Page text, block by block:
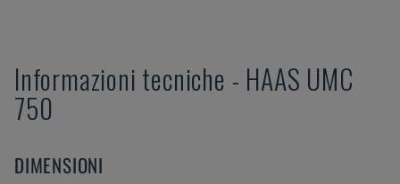
Informazioni tecniche - HAAS UMC
750
DIMENSIONI